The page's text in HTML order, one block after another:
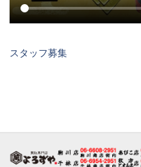
スタッフ募集